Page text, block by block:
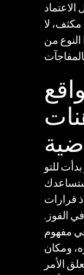
لا
من
للتو
ستساعدك
قرارات
الفوز.
مفهوم
ومكان
الأمر